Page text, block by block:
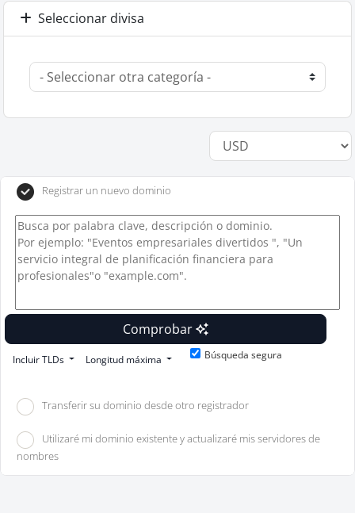
Seleccionar divisa
Registrar un nuevo dominio
Comprobar
Incluir TLDs Longitud máxima Búsqueda segura
Transferir su dominio desde otro registrador
Utilizaré mi dominio existente y actualizaré mis servidores de
nombres